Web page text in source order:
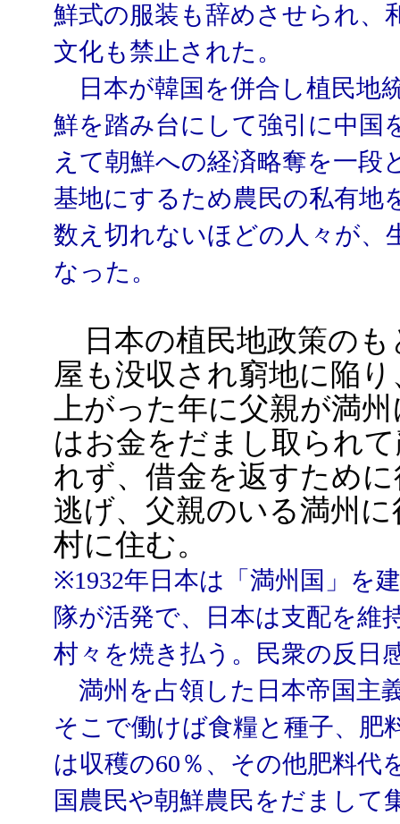
鮮式の服装も辞めさせられ、
文化も禁止された。
日本が韓国を併合し植民地
鮮を踏み台にして強引に中国
えて朝鮮への経済略奪を一段
基地にするため農民の私有地
数え切れないほどの人々が、
なった。
日本の植民地政策のも
屋も没収され窮地に陥
上がった年に父親が満
はお金をだまし取られ
れず、借金を返すため
逃げ、父親のいる満州
村に住む。
※1932年日本は「満州国」を
隊が活発で、日本は支配を維
村々を焼き払う。民衆の反日
満州を占領した日本帝国主
そこで働けば食糧と種子、肥
は収穫の60％、その他肥料代
国農民や朝鮮農民をだまして